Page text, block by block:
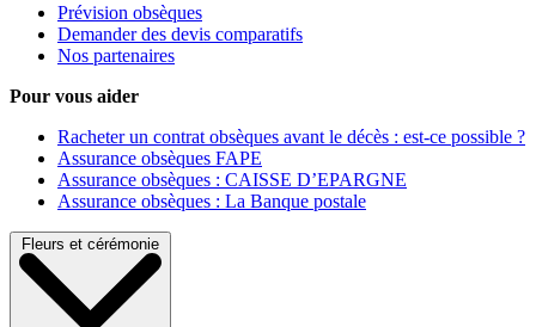
Prévision obsèques
Demander des devis comparatifs
Nos partenaires
Pour vous aider
Racheter un contrat obsèques avant le décès : est-ce possible ?
Assurance obsèques FAPE
Assurance obsèques : CAISSE D’EPARGNE
Assurance obsèques : La Banque postale
Fleurs et cérémonie